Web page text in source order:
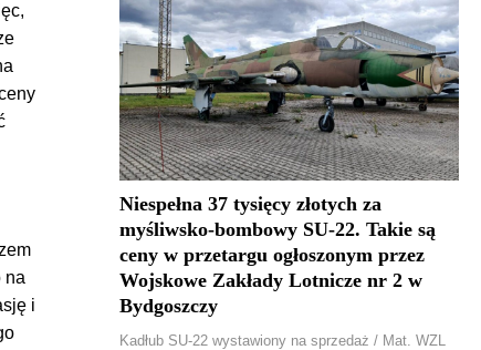
na
i
Niespełna 37 tysięcy złotych za
myśliwsko-bombowy SU-22. Takie są
ceny w przetargu ogłoszonym przez
Wojskowe Zakłady Lotnicze nr 2 w
Bydgoszczy
Kadłub SU-22 wystawiony na sprzedaż / Mat. WZL